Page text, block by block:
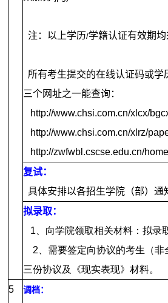
注：以上学历/学籍认证有效期
所有考生提交的在线认证码或学
三个网址之一能查询：
http://www.chsi.com.cn/xlcx/
http://www.chsi.com.cn/xlrz/
http://zwfwbl.cscse.edu.cn/
复试：
具体安排以各招生学院（部）通
拟录取：
1、向学院领取相关材料：拟录
2、需要签定向协议的考生（
三份协议及《现实表现》材料。
5
调档：